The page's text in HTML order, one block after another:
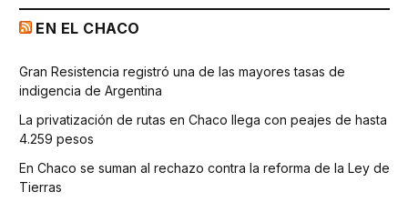
EN EL CHACO
Gran Resistencia registró una de las mayores tasas de
indigencia de Argentina
La privatización de rutas en Chaco llega con peajes de hasta
4.259 pesos
En Chaco se suman al rechazo contra la reforma de la Ley de
Tierras